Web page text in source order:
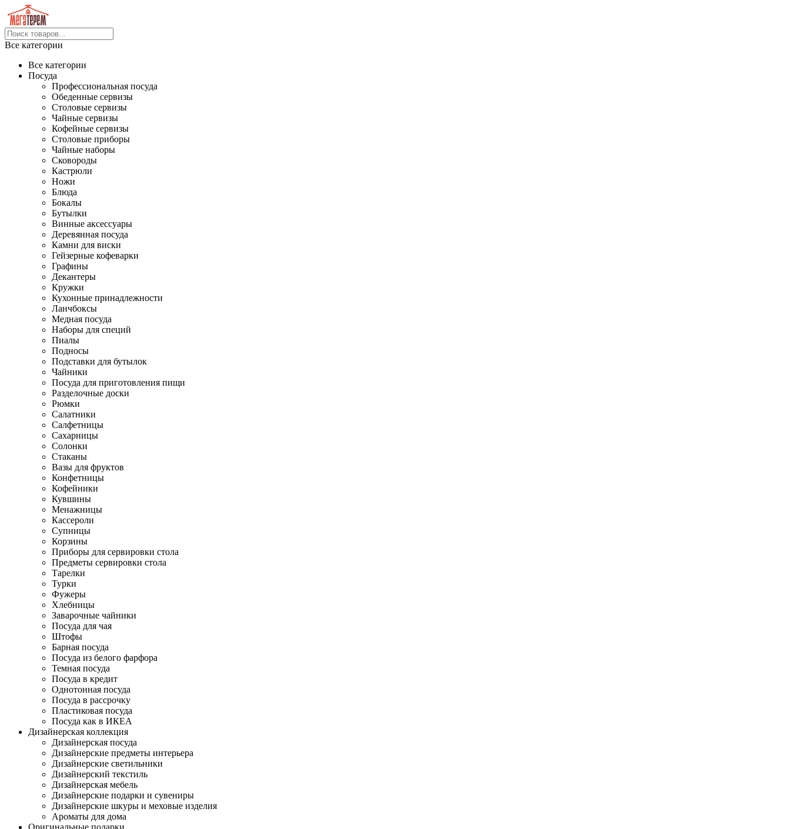
Все категории
Все категории
Посуда
Профессиональная посуда
Обеденные сервизы
Столовые сервизы
Чайные сервизы
Кофейные сервизы
Столовые приборы
Чайные наборы
Сковороды
Кастрюли
Ножи
Блюда
Бокалы
Бутылки
Винные аксессуары
Деревянная посуда
Камни для виски
Гейзерные кофеварки
Графины
Декантеры
Кружки
Кухонные принадлежности
Ланчбоксы
Медная посуда
Наборы для специй
Пиалы
Подносы
Подставки для бутылок
Чайники
Посуда для приготовления пищи
Разделочные доски
Рюмки
Салатники
Салфетницы
Сахарницы
Солонки
Стаканы
Вазы для фруктов
Конфетницы
Кофейники
Кувшины
Менажницы
Кассероли
Супницы
Корзины
Приборы для сервировки стола
Предметы сервировки стола
Тарелки
Турки
Фужеры
Хлебницы
Заварочные чайники
Посуда для чая
Штофы
Барная посуда
Посуда из белого фарфора
Темная посуда
Посуда в кредит
Однотонная посуда
Посуда в рассрочку
Пластиковая посуда
Посуда как в ИКЕА
Дизайнерская коллекция
Дизайнерская посуда
Дизайнерские предметы интерьера
Дизайнерские светильники
Дизайнерский текстиль
Дизайнерская мебель
Дизайнерские подарки и сувениры
Дизайнерские шкуры и меховые изделия
Ароматы для дома
Оригинальные подарки